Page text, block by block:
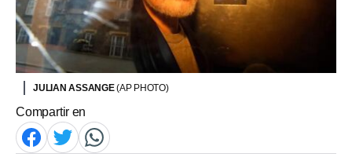
JULIAN ASSANGE(AP PHOTO)
Compartir en